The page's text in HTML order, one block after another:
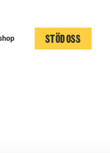
STÖD OSS